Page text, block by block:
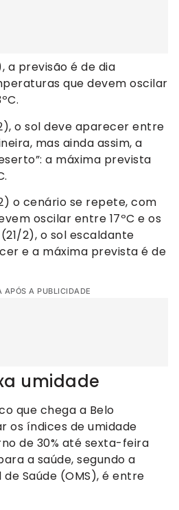
a previsão é de dia
que devem oscilar
o sol deve aparecer entre
mas ainda assim, a
a máxima prevista
o cenário se repete, com
oscilar entre 17ºC e os
2), o sol escaldante
e a máxima prevista é de
APÓS A PUBLICIDADE
umidade
que chega a Belo
os índices de umidade
de 30% até sexta-feira
a saúde, segundo a
Saúde (OMS), é entre